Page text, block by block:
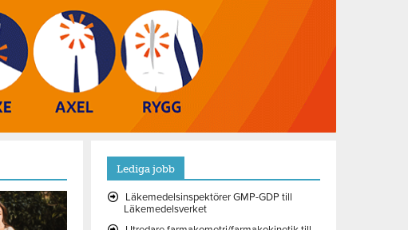
Lediga jobb
Läkemedelsinspektörer GMP-GDP till
Läkemedelsverket